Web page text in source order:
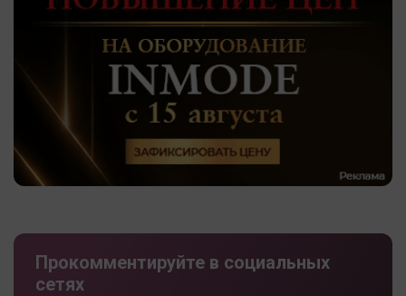
Прокомментируйте в социальных
сетях